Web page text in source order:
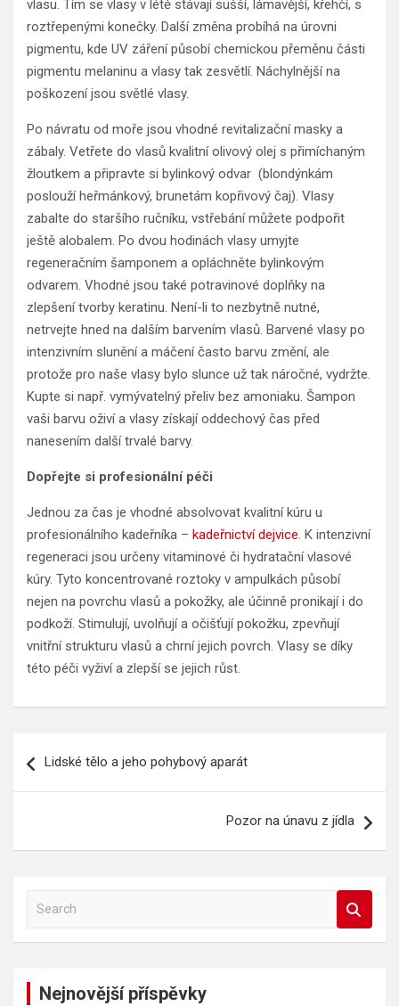
vlasu. Tím se vlasy v létě stávají sušší, lámavější, křehčí, s
roztřepenými konečky. Další změna probíhá na úrovni
pigmentu, kde UV záření působí chemickou přeměnu části
pigmentu melaninu a vlasy tak zesvětlí. Náchylnější na
poškození jsou světlé vlasy.
Po návratu od moře jsou vhodné revitalizační masky a
zábaly. Vetřete do vlasů kvalitní olivový olej s přimíchaným
žloutkem a připravte si bylinkový odvar (blondýnkám
poslouží heřmánkový, brunetám kopřivový čaj). Vlasy
zabalte do staršího ručníku, vstřebání můžete podpořit
ještě alobalem. Po dvou hodinách vlasy umyjte
regeneračním šamponem a opláchněte bylinkovým
odvarem. Vhodné jsou také potravinové doplňky na
zlepšení tvorby keratinu. Není-li to nezbytně nutné,
netrvejte hned na dalším barvením vlasů. Barvené vlasy po
intenzivním slunění a máčení často barvu změní, ale
protože pro naše vlasy bylo slunce už tak náročné, vydržte.
Kupte si např. vymývatelný přeliv bez amoniaku. Šampon
vaši barvu oživí a vlasy získají oddechový čas před
nanesením další trvalé barvy.
Dopřejte si profesionální péči
Jednou za čas je vhodné absolvovat kvalitní kúru u
profesionálního kadeřníka – kadeřnictví dejvice. K intenzivní
regeneraci jsou určeny vitaminové či hydratační vlasové
kúry. Tyto koncentrované roztoky v ampulkách působí
nejen na povrchu vlasů a pokožky, ale účinně pronikají i do
podkoží. Stimulují, uvolňují a očišťují pokožku, zpevňují
vnitřní strukturu vlasů a chrní jejich povrch. Vlasy se díky
této péči vyživí a zlepší se jejich růst.
proLidské tělo a jeho pohybový aparát
Pozor na únavu z jídla
a
Nejnovější příspěvky